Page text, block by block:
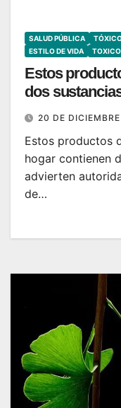
SALUD PÚBLICA
ESTILO DE VIDA
Estos
dos
20 DE
Estos productos
hogar contienen
advierten
de…